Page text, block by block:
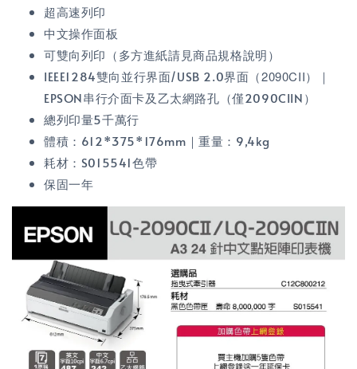
超高速列印
中文操作面板
可雙向列印（多方進紙請見商品規格說明）
IEEE1284雙向並行界面/USB 2.0界面（2090CII）
｜
EPSON串行介面卡及乙太網路孔（僅2090CIIN）
總列印量5千萬行
體積：612*375*176mm｜重量：9,4kg
耗材：S015541色帶
保固一年